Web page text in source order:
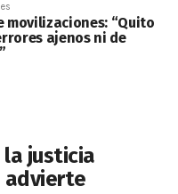
movilizaciones: “Quito
ajenos ni de
justicia
advierte